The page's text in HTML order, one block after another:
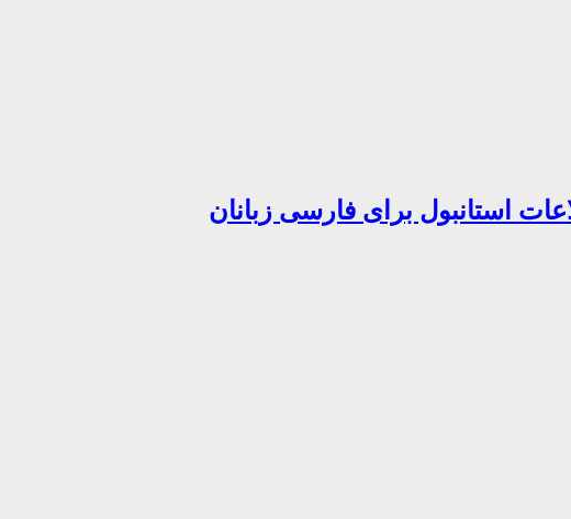
استانبول برای فارسی زبانان